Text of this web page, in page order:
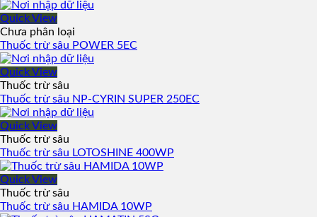
Quick View
Chưa phân loại
Thuốc trừ sâu POWER 5EC
Quick View
Thuốc trừ sâu
Thuốc trừ sâu NP-CYRIN SUPER 250EC
Quick View
Thuốc trừ sâu
Thuốc trừ sâu LOTOSHINE 400WP
Quick View
Thuốc trừ sâu
Thuốc trừ sâu HAMIDA 10WP